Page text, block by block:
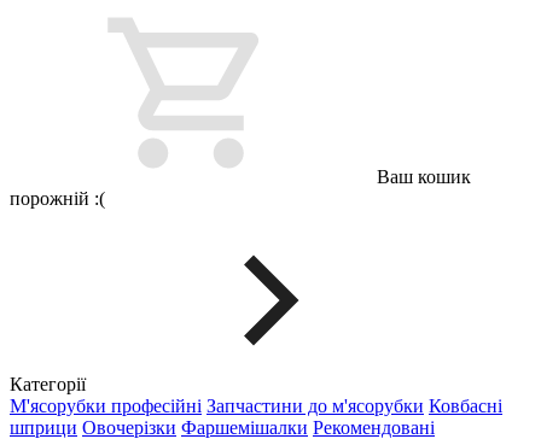
Ваш кошик
порожній :(
Категорії
М'ясорубки професійні Запчастини до м'ясорубки Ковбасні
шприци Овочерізки Фаршемішалки Рекомендовані